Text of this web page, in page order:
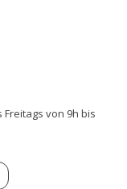
von 9h bis